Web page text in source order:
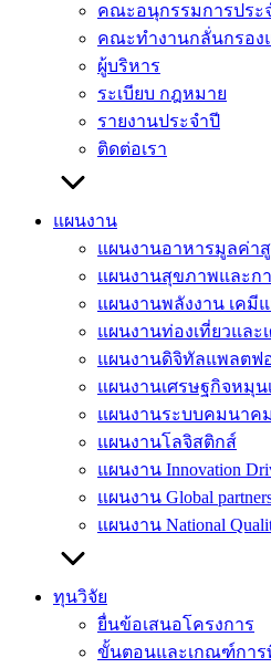
คณะอนุกรรมการประ
คณะทำงานกลั่นกรอง
ผู้บริหาร
ระเบียบ กฎหมาย
รายงานประจำปี
ติดต่อเรา
แผนงาน
แผนงานอาหารมูลค่า
แผนงานสุขภาพและก
แผนงานพลังงาน เคมี
แผนงานท่องเที่ยวและ
แผนงานดิจิทัลแพลตฟ
แผนงานเศรษฐกิจหมุน
แผนงานระบบคมนาค
แผนงานโลจิสติกส์
แผนงาน Innovation
แผนงาน Global
แผนงาน National
ทุนวิจัย
ยื่นข้อเสนอโครงการ
ขั้นตอนและเกณฑ์การ